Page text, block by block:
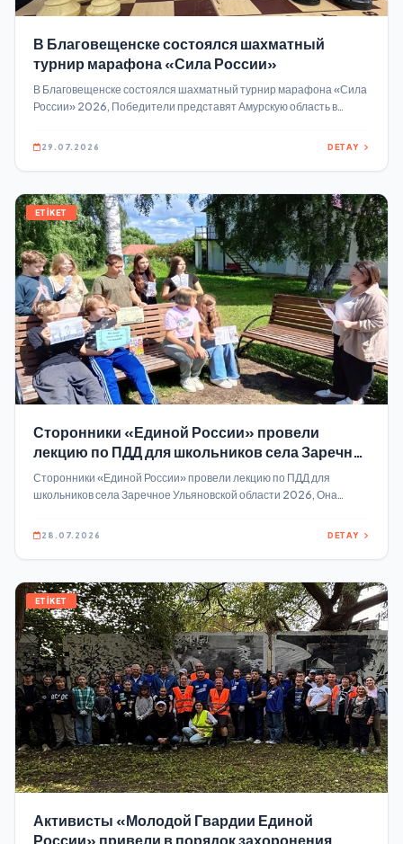
В Благовещенске состоялся шахматный
турнир марафона «Сила России»
В Благовещенске состоялся шахматный турнир марафона «Сила
России» 2026, Победители представят Амурскую область в
турнира на Кубок Сергея Карякина состоялся в штабе
29.07.2026 DETAY
ETİKET
Сторонники «Единой России» провели
лекцию по ПДД для школьников села Заречное
Ульяновской области
Сторонники «Единой России» провели лекцию по ПДД для
школьников села Заречное Ульяновской области 2026, Она
акцент в выступлении перед детьми сторонник партии Ольга
пешеходу, где разрешено ездить на велосипеде и самокате, а где
— категорически нет.
28.07.2026 DETAY
ETİKET
Активисты «Молодой Гвардии Единой
России» привели в порядок захоронения